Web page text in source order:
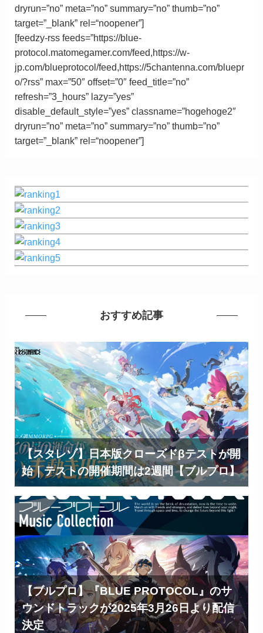
dryrun=”no” meta=”no” summary=”no” thumb=”no”
target=”_blank” rel=“noopener”]
[feedzy-rss feeds=”https://blue-
protocol.matomegamer.com/feed,https://w-
jp.com/blueprotocol/feed,https://5chantenna.com/bluepr
o/?rss” max=”50″ offset=”0″ feed_title=”no”
refresh=”3_hours” lazy=”yes”
disable_default_style=”yes” classname=”hogehoge2″
dryrun=”no” meta=”no” summary=”no” thumb=”no”
target=”_blank” rel=“noopener”]
おすすめ記事
【スタレゾ】日本版クローズドβテストが開
始｜テストの開催期間は2週間【ブルプロ】
【ブルプロ】『BLUE PROTOCOL』のサ
ウンドトラックが2025年3月26日より配信
決定